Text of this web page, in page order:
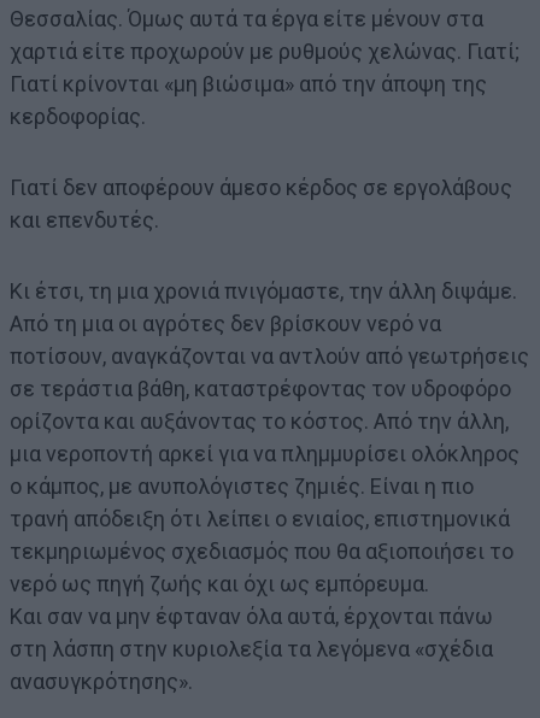
Θεσσαλίας. Όμως αυτά τα έργα είτε μένουν στα
χαρτιά είτε προχωρούν με ρυθμούς χελώνας. Γιατί;
Γιατί κρίνονται «μη βιώσιμα» από την άποψη της
κερδοφορίας.
Γιατί δεν αποφέρουν άμεσο κέρδος σε εργολάβους
και επενδυτές.
Κι έτσι, τη μια χρονιά πνιγόμαστε, την άλλη διψάμε.
Από τη μια οι αγρότες δεν βρίσκουν νερό να
ποτίσουν, αναγκάζονται να αντλούν από γεωτρήσεις
σε τεράστια βάθη, καταστρέφοντας τον υδροφόρο
ορίζοντα και αυξάνοντας το κόστος. Από την άλλη,
μια νεροποντή αρκεί για να πλημμυρίσει ολόκληρος
ο κάμπος, με ανυπολόγιστες ζημιές. Είναι η πιο
τρανή απόδειξη ότι λείπει ο ενιαίος, επιστημονικά
τεκμηριωμένος σχεδιασμός που θα αξιοποιήσει το
νερό ως πηγή ζωής και όχι ως εμπόρευμα.
Και σαν να μην έφταναν όλα αυτά, έρχονται πάνω
στη λάσπη στην κυριολεξία τα λεγόμενα «σχέδια
ανασυγκρότησης».